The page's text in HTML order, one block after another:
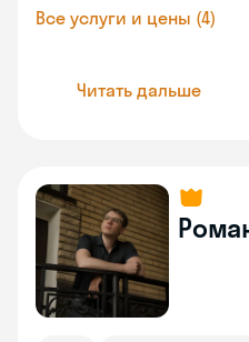
Все услуги и цены (4)
Читать дальше